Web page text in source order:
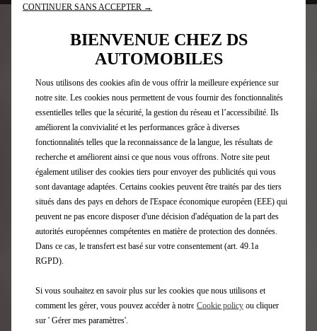
Newsletter
Gamme DS
Voitures électriques
Voitures Hybrides rechargeables
SUV
Berlines
Edition Limitée
Accès Rapide
Offres pour les particuliers
Recharge et autonomie électrique
Technologies
CONTINUER SANS ACCEPTER →
BIENVENUE CHEZ DS
AUTOMOBILES
Nous utilisons des cookies afin de vous offrir la meilleure expérience sur
notre site. Les cookies nous permettent de vous fournir des fonctionnalités
essentielles telles que la sécurité, la gestion du réseau et l’accessibilité. Ils
améliorent la convivialité et les performances grâce à diverses
fonctionnalités telles que la reconnaissance de la langue, les résultats de
recherche et améliorent ainsi ce que nous vous offrons. Notre site peut
également utiliser des cookies tiers pour envoyer des publicités qui vous
sont davantage adaptées. Certains cookies peuvent être traités par des tiers
situés dans des pays en dehors de l'Espace économique européen (EEE) qui
peuvent ne pas encore disposer d'une décision d'adéquation de la part des
autorités européennes compétentes en matière de protection des données.
Dans ce cas, le transfert est basé sur votre consentement (art. 49.1a
RGPD).
Si vous souhaitez en savoir plus sur les cookies que nous utilisons et
comment les gérer, vous pouvez accéder à notre Cookie policy ou cliquer
sur ' Gérer mes paramètres'.